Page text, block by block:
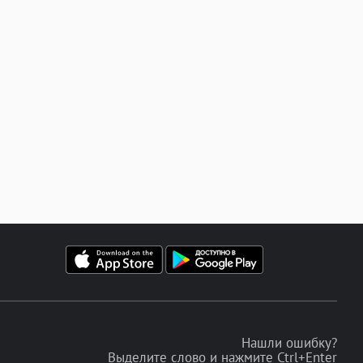
Нашли ошибку?
Выделите слово и нажмите Ctrl+Enter